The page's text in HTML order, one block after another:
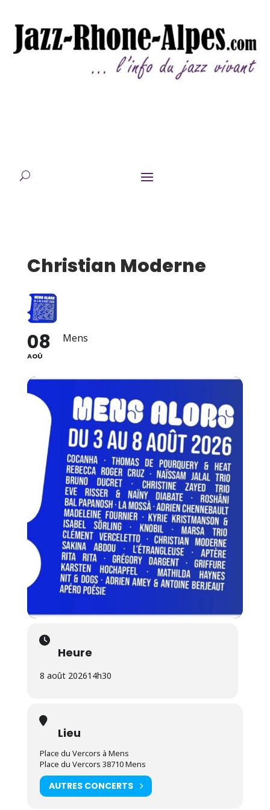
Christian Moderne
08
AOÛ
Mens
Heure
8 août 202614h30
Lieu
Place du Vercors à Mens
Place du Vercors 38710 Mens
AUTRES CONCERTS